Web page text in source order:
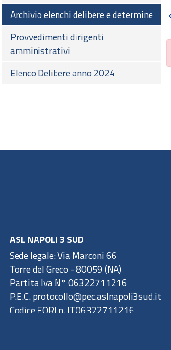
Archivio elenchi delibere e determine
Provvedimenti dirigenti
amministrativi
Elenco Delibere anno 2024
ASL NAPOLI 3 SUD
Sede legale: Via Marconi 66
Torre del Greco - 80059 (NA)
Partita Iva N° 06322711216
P.E.C. protocollo@pec.aslnapoli3sud.it
Codice EORI n. IT06322711216